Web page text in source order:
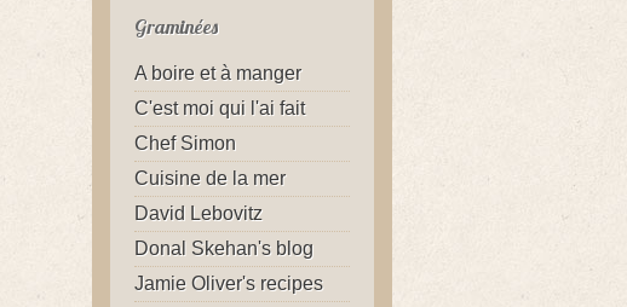
Graminées
A boire et à manger
C'est moi qui l'ai fait
Chef Simon
Cuisine de la mer
David Lebovitz
Donal Skehan's blog
Jamie Oliver's recipes